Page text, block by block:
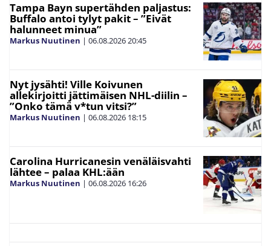
Tampa Bayn supertähden paljastus:
Buffalo antoi tylyt pakit – ”Eivät
halunneet minua”
Markus Nuutinen | 06.08.202620:45
Nyt jysähti! Ville Koivunen
allekirjoitti jättimäisen NHL-diilin –
”Onko tämä v*tun vitsi?”
Markus Nuutinen | 06.08.2026 18:15
Carolina Hurricanesin venäläisvahti
lähtee – palaa KHL:ään
Markus Nuutinen | 06.08.2026 16:26